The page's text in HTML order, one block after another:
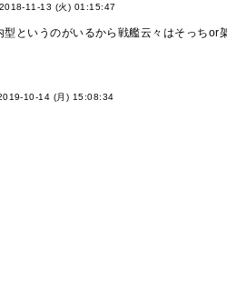
2018-11-13 (火) 01:15:47
というのがいるから戦艦云々はそっちor
10-14 (月) 15:08:34